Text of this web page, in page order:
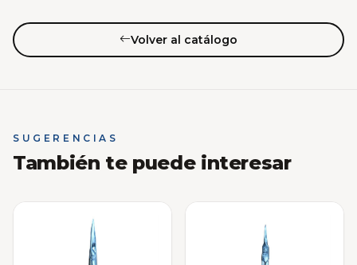
Volver al catálogo
SUGERENCIAS
También te puede interesar